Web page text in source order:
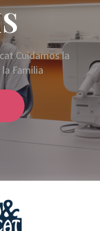
Cuidamos la
Familia